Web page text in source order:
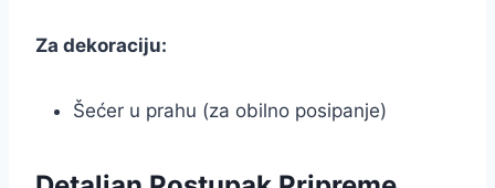
Za dekoraciju:
Šećer u prahu (za obilno posipanje)